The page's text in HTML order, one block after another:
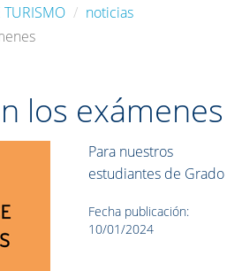
TURISMO
noticias
los exámenes
Para nuestros
estudiantes de Grado
Fecha publicación:
10/01/2024